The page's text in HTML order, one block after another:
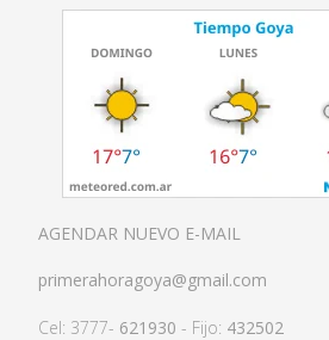
AGENDAR NUEVO E-MAIL
primerahoragoya@gmail.com
Cel: 3777- 621930 - Fijo: 432502